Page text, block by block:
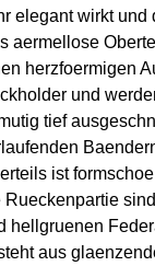
elegant wirkt und
aermellose
herzfoermigen
und
tief
ist
Rueckenpartie
hellgruenen
aus